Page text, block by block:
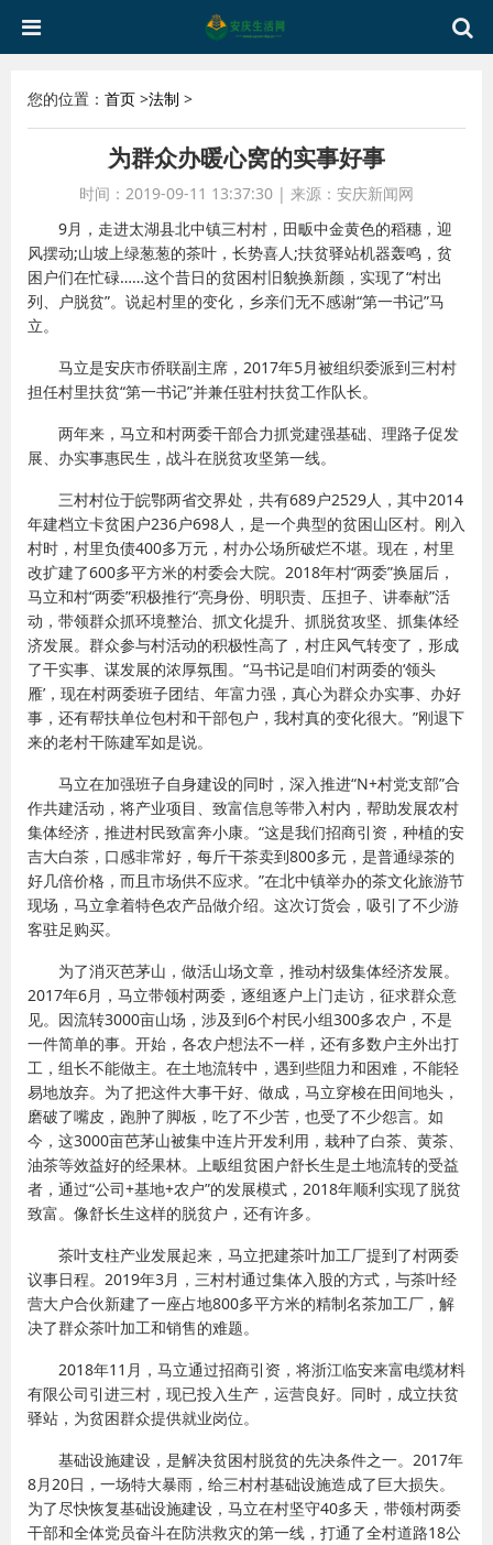
您的位置： 首页 >法制 >
为群众办暖心窝的实事好事
时间：2019-09-11 13:37:30 | 来源：安庆新闻网
9月，走进太湖县北中镇三村村，田畈中金黄色的稻穗，迎
风摆动;山坡上绿葱葱的茶叶，长势喜人;扶贫驿站机器轰鸣，贫
困户们在忙碌……这个昔日的贫困村旧貌换新颜，实现了“村出
列、户脱贫”。说起村里的变化，乡亲们无不感谢“第一书记”马
立。
马立是安庆市侨联副主席，2017年5月被组织委派到三村村
担任村里扶贫“第一书记”并兼任驻村扶贫工作队长。
两年来，马立和村两委干部合力抓党建强基础、理路子促发
展、办实事惠民生，战斗在脱贫攻坚第一线。
三村村位于皖鄂两省交界处，共有689户2529人，其中2014
年建档立卡贫困户236户698人，是一个典型的贫困山区村。刚入
村时，村里负债400多万元，村办公场所破烂不堪。现在，村里
改扩建了600多平方米的村委会大院。2018年村“两委”换届后，
马立和村“两委”积极推行“亮身份、明职责、压担子、讲奉献”活
动，带领群众抓环境整治、抓文化提升、抓脱贫攻坚、抓集体经
济发展。群众参与村活动的积极性高了，村庄风气转变了，形成
了干实事、谋发展的浓厚氛围。“马书记是咱们村两委的‘领头
雁’，现在村两委班子团结、年富力强，真心为群众办实事、办好
事，还有帮扶单位包村和干部包户，我村真的变化很大。”刚退下
来的老村干陈建军如是说。
马立在加强班子自身建设的同时，深入推进“N+村党支部”合
作共建活动，将产业项目、致富信息等带入村内，帮助发展农村
集体经济，推进村民致富奔小康。“这是我们招商引资，种植的安
吉大白茶，口感非常好，每斤干茶卖到800多元，是普通绿茶的
好几倍价格，而且市场供不应求。”在北中镇举办的茶文化旅游节
现场，马立拿着特色农产品做介绍。这次订货会，吸引了不少游
客驻足购买。
为了消灭芭茅山，做活山场文章，推动村级集体经济发展。
2017年6月，马立带领村两委，逐组逐户上门走访，征求群众意
见。因流转3000亩山场，涉及到6个村民小组300多农户，不是
一件简单的事。开始，各农户想法不一样，还有多数户主外出打
工，组长不能做主。在土地流转中，遇到些阻力和困难，不能轻
易地放弃。为了把这件大事干好、做成，马立穿梭在田间地头，
磨破了嘴皮，跑肿了脚板，吃了不少苦，也受了不少怨言。如
今，这3000亩芭茅山被集中连片开发利用，栽种了白茶、黄茶、
油茶等效益好的经果林。上畈组贫困户舒长生是土地流转的受益
者，通过“公司+基地+农户”的发展模式，2018年顺利实现了脱贫
致富。像舒长生这样的脱贫户，还有许多。
茶叶支柱产业发展起来，马立把建茶叶加工厂提到了村两委
议事日程。2019年3月，三村村通过集体入股的方式，与茶叶经
营大户合伙新建了一座占地800多平方米的精制名茶加工厂，解
决了群众茶叶加工和销售的难题。
2018年11月，马立通过招商引资，将浙江临安来富电缆材料
有限公司引进三村，现已投入生产，运营良好。同时，成立扶贫
驿站，为贫困群众提供就业岗位。
基础设施建设，是解决贫困村脱贫的先决条件之一。2017年
8月20日，一场特大暴雨，给三村村基础设施造成了巨大损失。
为了尽快恢复基础设施建设，马立在村坚守40多天，带领村两委
干部和全体党员奋斗在防洪救灾的第一线，打通了全村道路18公